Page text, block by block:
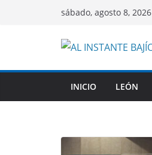
sábado, agosto 8, 2026
INICIO LEÓN